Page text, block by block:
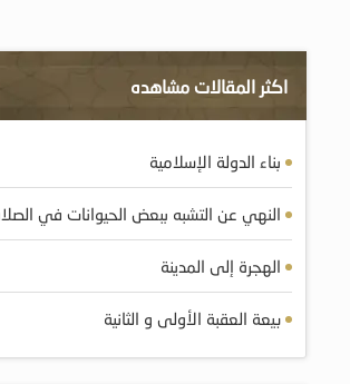
اكثر المقالات مشاهده
بناء الدولة الإسلامية
النهي عن التشبه ببعض الحيوانات في
الهجرة إلى المدينة
بيعة العقبة الأولى و الثانية